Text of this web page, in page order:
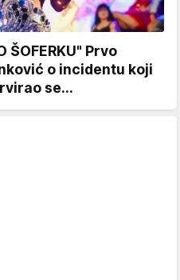
ŠOFERKU" Prvo
o incidentu koji
se...